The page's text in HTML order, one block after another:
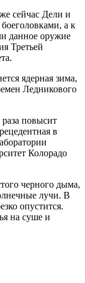
сейчас Дели и
а к
данное оружие
Третьей
ядерная зима,
Ледникового
повысит
в
Колорадо
черного дыма,
лучи. В
опустится.
на суше и